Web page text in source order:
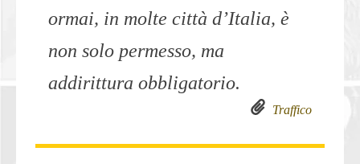
ormai, in molte città d’Italia, è
non solo permesso, ma
addirittura obbligatorio.
Traffico